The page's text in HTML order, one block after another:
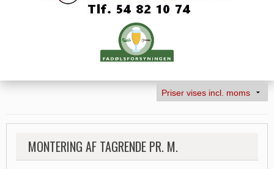
MONTERING AF TAGRENDE PR. M.